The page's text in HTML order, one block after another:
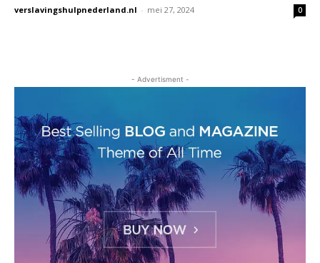
verslavingshulpnederland.nl - mei 27, 2024 0
- Advertisment -